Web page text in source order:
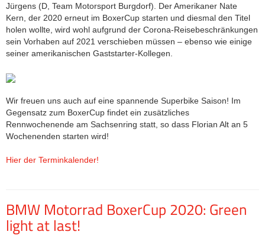
Jürgens (D, Team Motorsport Burgdorf). Der Amerikaner Nate
Kern, der 2020 erneut im BoxerCup starten und diesmal den Titel
holen wollte, wird wohl aufgrund der Corona-Reisebeschränkungen
sein Vorhaben auf 2021 verschieben müssen – ebenso wie einige
seiner amerikanischen Gaststarter-Kollegen.
Wir freuen uns auch auf eine spannende Superbike Saison! Im
Gegensatz zum BoxerCup findet ein zusätzliches
Rennwochenende am Sachsenring statt, so dass Florian Alt an 5
Wochenenden starten wird!
Hier der Terminkalender!
BMW Motorrad BoxerCup 2020: Green
light at last!